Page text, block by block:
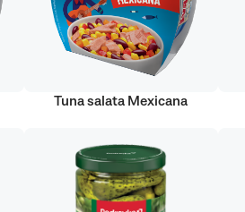
Tuna salata Mexicana